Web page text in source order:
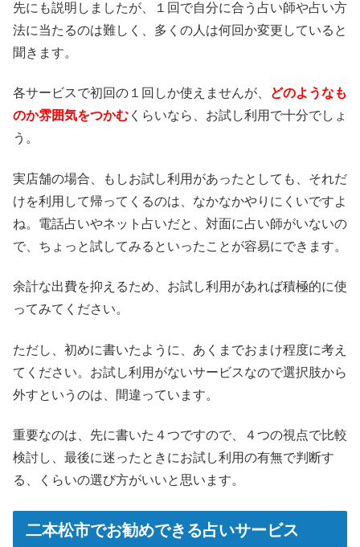
先にも説明しましたが、１回で自分に合う占い師や占い方
法に当たるのは難しく、多くの人は何回か変更していると
聞きます。
各サービスで初回の１回しか使えませんが、
どのようなも
のか雰囲気をつかむ くらいなら、お試し利用で十分でしょ
う。
実店舗の場合、もしお試し利用があったとしても、それだ
けを利用して帰ってくるのは、なかなかやりにくいですよ
ね。電話占いやネット占いだと、対面に占い師がいないの
で、ちょっと試してみるといったことが容易にできます。
余計な出費を抑えるため、お試し利用があれば積極的に使
ってみてください。
ただし、初めに書いたように、あくまでおまけ程度に考え
てください。お試し利用がないサービスなので選択肢から
外すというのは、間違っています。
重要なのは、先に書いた４つですので、４つの視点で比較
検討し、最後に迷ったときにお試し利用の有無で判断す
る、くらいの選び方がいいと思います。
二本松市でお勧めできる占いサービス